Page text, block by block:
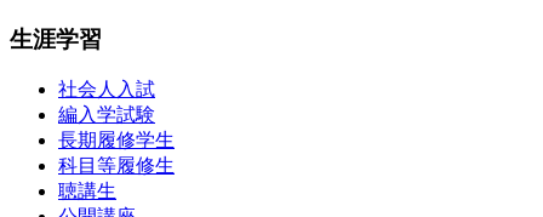
生涯学習
社会人入試
編入学試験
長期履修学生
科目等履修生
聴講生